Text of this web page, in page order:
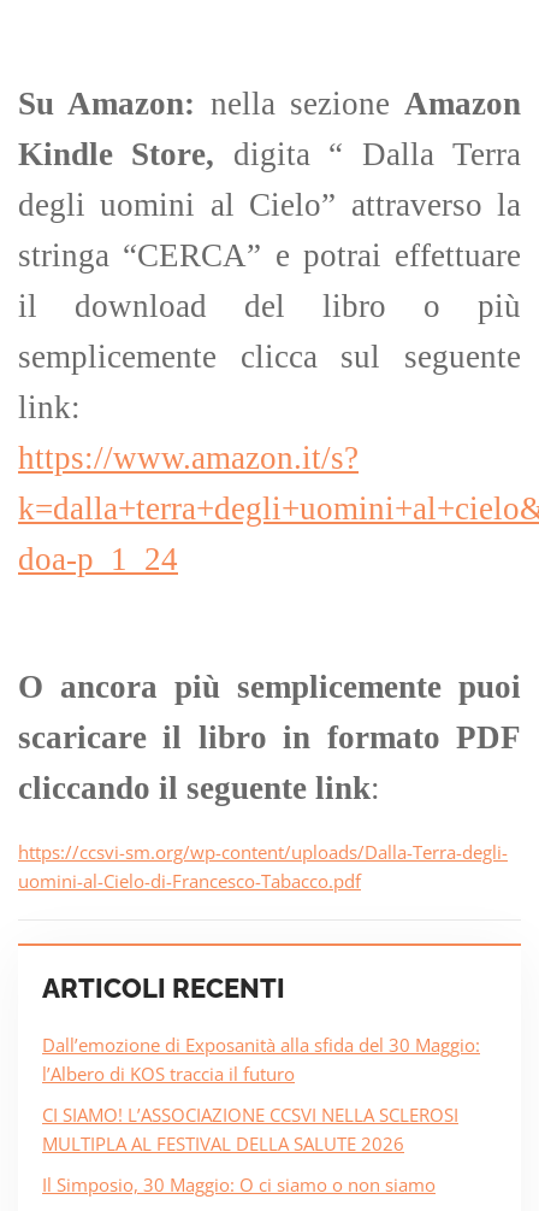
Su Amazon: nella sezione Amazon
Kindle Store, digita “ Dalla Terra
degli uomini al Cielo” attraverso la
stringa “CERCA” e potrai effettuare
il download del libro o più
semplicemente clicca sul seguente
link:
https://www.amazon.it/s?
doa-p_1_24
O ancora più semplicemente puoi
scaricare il libro in formato PDF
cliccando il seguente link:
https://ccsvi-sm.org/wp-content/uploads/Dalla-Terra-degli-
uomini-al-Cielo-di-Francesco-Tabacco.pdf
ARTICOLI RECENTI
Dall’emozione di Exposanità alla sfida del 30 Maggio:
l’Albero di KOS traccia il futuro
CI SIAMO! L’ASSOCIAZIONE CCSVI NELLA SCLEROSI
MULTIPLA AL FESTIVAL DELLA SALUTE 2026
Il Simposio, 30 Maggio: O ci siamo o non siamo